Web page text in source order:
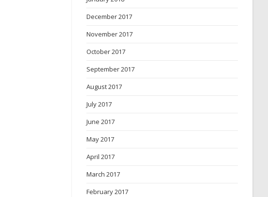
December 2017
November 2017
October 2017
September 2017
August 2017
July 2017
June 2017
May 2017
April 2017
March 2017
February 2017